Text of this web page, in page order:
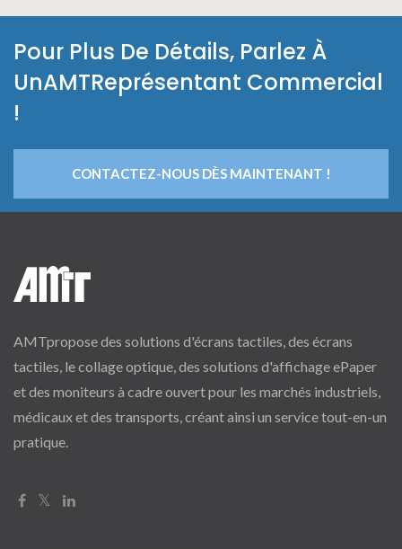
Pour Plus De Détails, Parlez À
UnAMTReprésentant Commercial
!
CONTACTEZ-NOUS DÈS MAINTENANT !
AMTpropose des solutions d'écrans tactiles, des écrans
tactiles, le collage optique, des solutions d'affichage ePaper
et des moniteurs à cadre ouvert pour les marchés industriels,
médicaux et des transports, créant ainsi un service tout-en-un
pratique.